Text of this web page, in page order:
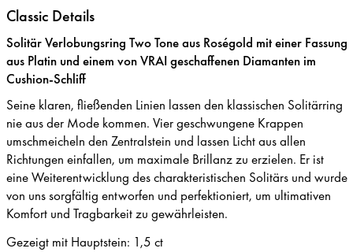
Classic Details
Solitär Verlobungsring Two Tone aus Roségold mit einer Fassung
aus Platin und einem von VRAI geschaffenen Diamanten im
Cushion-Schliff
Seine klaren, fließenden Linien lassen den klassischen Solitärring
nie aus der Mode kommen. Vier geschwungene Krappen
umschmeicheln den Zentralstein und lassen Licht aus allen
Richtungen einfallen, um maximale Brillanz zu erzielen. Er ist
eine Weiterentwicklung des charakteristischen Solitärs und wurde
von uns sorgfältig entworfen und perfektioniert, um ultimativen
Komfort und Tragbarkeit zu gewährleisten.
Gezeigt mit Hauptstein: 1,5 ct